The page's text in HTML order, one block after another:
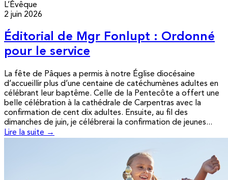
L’Évêque
2 juin 2026
Éditorial de Mgr Fonlupt : Ordonné
pour le service
La fête de Pâques a permis à notre Église diocésaine
d’accueillir plus d’une centaine de catéchumènes adultes en
célébrant leur baptême. Celle de la Pentecôte a offert une
belle célébration à la cathédrale de Carpentras avec la
confirmation de cent dix adultes. Ensuite, au fil des
dimanches de juin, je célébrerai la confirmation de jeunes...
Lire la suite →